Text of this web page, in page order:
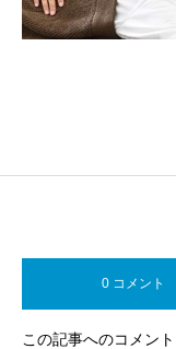
0 コメント
この記事へのコメント